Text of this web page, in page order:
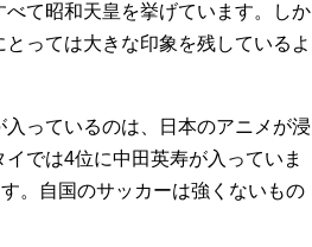
て昭和天皇を挙げています。しか
っては大きな印象を残しているよ
っているのは、日本のアニメが浸
では4位に中田英寿が入っていま
。自国のサッカーは強くないもの